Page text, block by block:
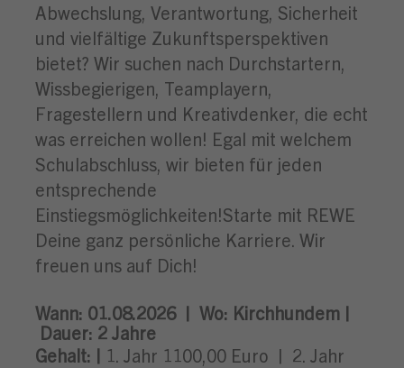
Abwechslung, Verantwortung, Sicherheit
und vielfältige Zukunftsperspektiven
bietet? Wir suchen nach Durchstartern,
Wissbegierigen, Teamplayern,
Fragestellern und Kreativdenker, die echt
was erreichen wollen! Egal mit welchem
Schulabschluss, wir bieten für jeden
entsprechende
Einstiegsmöglichkeiten!Starte mit REWE
Deine ganz persönliche Karriere. Wir
freuen uns auf Dich!
Wann: 01.08.2026 | Wo: Kirchhundem |
Dauer: 2 Jahre
Gehalt: | 1. Jahr 1100,00 Euro | 2. Jahr